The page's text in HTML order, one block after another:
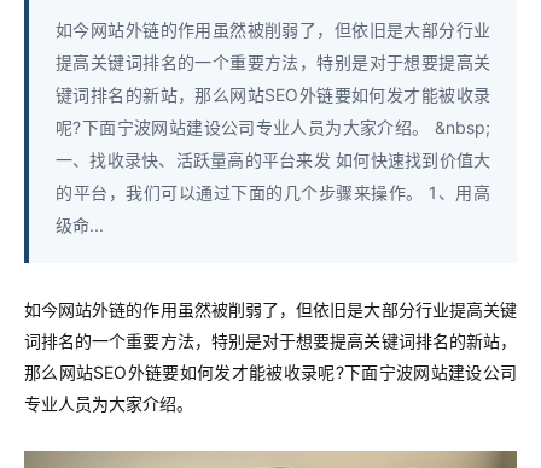
如今网站外链的作用虽然被削弱了，但依旧是大部分行业
提高关键词排名的一个重要方法，特别是对于想要提高关
键词排名的新站，那么网站SEO外链要如何发才能被收录
呢?下面宁波网站建设公司专业人员为大家介绍。 &nbsp;
一、找收录快、活跃量高的平台来发 如何快速找到价值大
的平台，我们可以通过下面的几个步骤来操作。 1、用高
级命...
如今网站外链的作用虽然被削弱了，但依旧是大部分行业提高关键
词排名的一个重要方法，特别是对于想要提高关键词排名的新站，
那么网站SEO外链要如何发才能被收录呢?下面宁波网站建设公司
专业人员为大家介绍。